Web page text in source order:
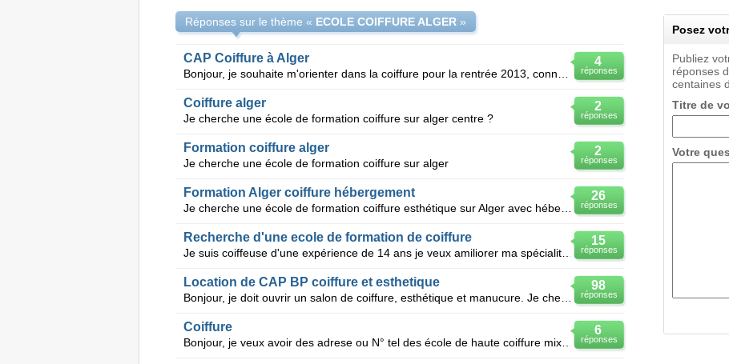
Réponses sur le thème « ECOLE COIFFURE ALGER»
4
réponses
CAP Coiffure à Alger
2
réponses
Coiffure alger
Je cherche une école de formation coiffure sur alger centre ?
2
réponses
Formation coiffure alger
Je cherche une école de formation coiffure sur alger
26
réponses
Formation Alger coiffure hébergement
Je cherche une école de formation coiffure esthétique sur Alger avec hébergement ?
15
réponses
Recherche d'une ecole de formation de coiffure
Je suis coiffeuse d'une expérience de 14 ans je veux amiliorer ma spécialité en coiffure dans une ec
98
réponses
Location de CAP BP coiffure et esthetique
Bonjour, je doit ouvrir un salon de coiffure, esthétique et manucure. Je cherche à louer un CAP o
6
réponses
Coiffure
Bonjour, je veux avoir des adrese ou N° tel des école de haute coiffure mixte à Alger ou environ po
Posez
Publiez
réponses
centaines
Titre de
Votre